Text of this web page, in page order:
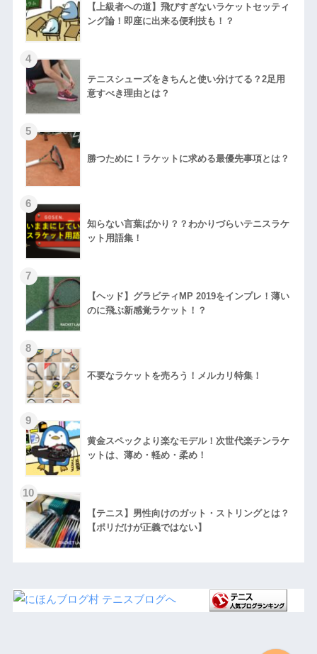
【上級者への道】飛びすぎないラケットセッティ
ング論！即座に出来る便利技も！？
テニスシューズをきちんと使い分けてる？2足用
意すべき理由とは？
勝つために！ラケットに求める最優先事項とは？
知らない言葉ばかり？？わかりづらいテニスラケ
ット用語集！
【ヘッド】グラビティMP 2019をインプレ！薄い
のに飛ぶ新感覚ラケット！？
不要なラケットを売ろう！メルカリ特集！
黄金スペックより楽なモデル！次世代楽チンラケ
ットは、薄め・軽め・柔め！
【テニス】男性向けのガット・ストリングとは？
【ポリだけが正義ではない】